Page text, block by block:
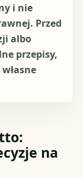
i nie
Przed
albo
przepisy,
na